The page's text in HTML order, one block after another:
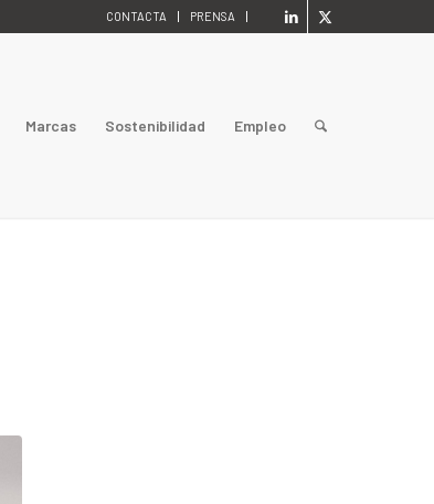
CONTACTA PRENSA
Marcas Sostenibilidad Empleo